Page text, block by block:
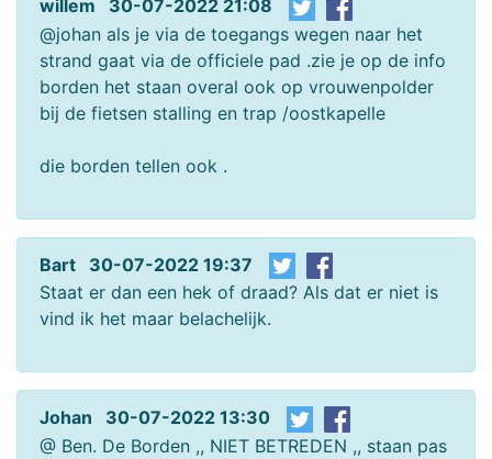
willem 30-07-2022 21:08
@johan als je via de toegangs wegen naar het
strand gaat via de officiele pad .zie je op de info
borden het staan overal ook op vrouwenpolder
bij de fietsen stalling en trap /oostkapelle
die borden tellen ook .
Bart 30-07-2022 19:37
Staat er dan een hek of draad? Als dat er niet is
vind ik het maar belachelijk.
Johan 30-07-2022 13:30
@ Ben. De Borden ,, NIET BETREDEN ,, staan pas